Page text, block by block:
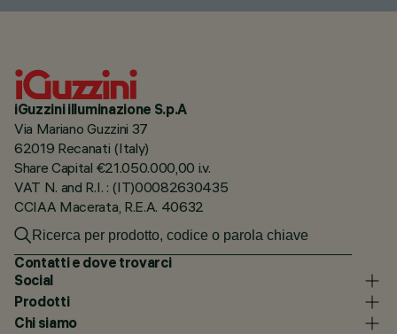
iGuzzini illuminazione S.p.A
Via Mariano Guzzini 37
62019 Recanati (Italy)
Share Capital €21.050.000,00 i.v.
VAT N. and R.I. : (IT)00082630435
CCIAA Macerata, R.E.A. 40632
Contatti e dove trovarci
Social
Prodotti
Chi siamo